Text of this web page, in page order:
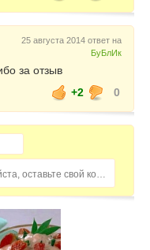
25 августа 2014 ответ на
БуБлИк
за отзыв
+2
0